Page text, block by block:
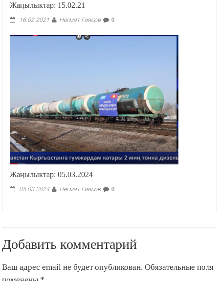
Жаңылыктар: 15.02.21
16.02.2021 Негмат Гиясов 0
Жаңылыктар: 05.03.2024
05.03.2024 Негмат Гиясов 0
Добавить комментарий
Ваш адрес email не будет опубликован. Обязательные поля